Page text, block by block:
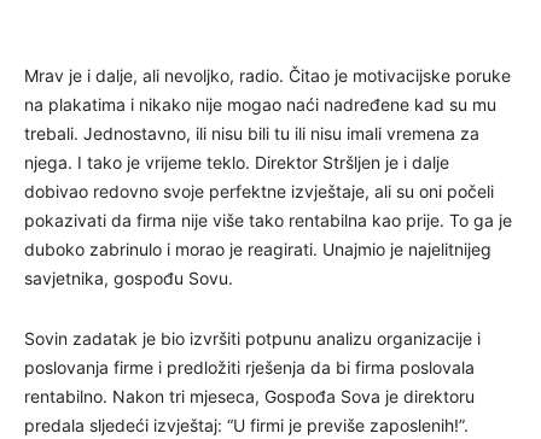
Mrav je i dalje, ali nevoljko, radio. Čitao je motivacijske poruke
na plakatima i nikako nije mogao naći nadređene kad su mu
trebali. Jednostavno, ili nisu bili tu ili nisu imali vremena za
njega. I tako je vrijeme teklo. Direktor Stršljen je i dalje
dobivao redovno svoje perfektne izvještaje, ali su oni počeli
pokazivati da firma nije više tako rentabilna kao prije. To ga je
duboko zabrinulo i morao je reagirati. Unajmio je najelitnijeg
savjetnika, gospođu Sovu.
Sovin zadatak je bio izvršiti potpunu analizu organizacije i
poslovanja firme i predložiti rješenja da bi firma poslovala
rentabilno. Nakon tri mjeseca, Gospođa Sova je direktoru
predala sljedeći izvještaj: “U firmi je previše zaposlenih!”.